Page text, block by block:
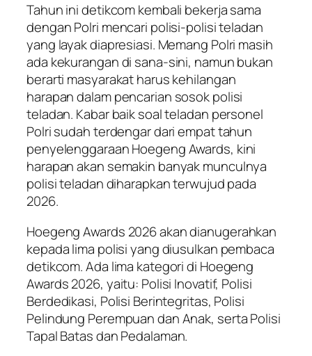
Tahun ini detikcom kembali bekerja sama
dengan Polri mencari polisi-polisi teladan
yang layak diapresiasi. Memang Polri masih
ada kekurangan di sana-sini, namun bukan
berarti masyarakat harus kehilangan
harapan dalam pencarian sosok polisi
teladan. Kabar baik soal teladan personel
Polri sudah terdengar dari empat tahun
penyelenggaraan Hoegeng Awards, kini
harapan akan semakin banyak munculnya
polisi teladan diharapkan terwujud pada
2026.
Hoegeng Awards 2026 akan dianugerahkan
kepada lima polisi yang diusulkan pembaca
detikcom. Ada lima kategori di Hoegeng
Awards 2026, yaitu: Polisi Inovatif, Polisi
Berdedikasi, Polisi Berintegritas, Polisi
Pelindung Perempuan dan Anak, serta Polisi
Tapal Batas dan Pedalaman.